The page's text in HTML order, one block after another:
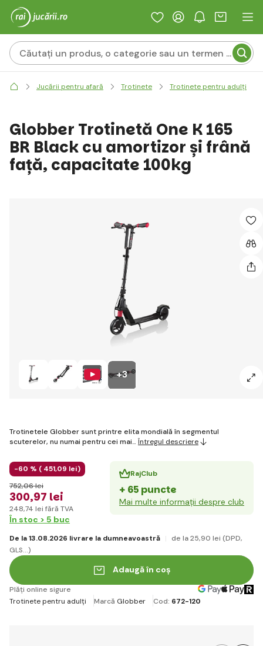
Jucării pentru afară Trotinete Trotinete pentru adulți
+3
Globber Trotinetă One K 165
BR Black cu amortizor și frână
față, capacitate 100kg
Trotinetele Globber sunt printre elita mondială în segmentul
scuterelor, nu numai pentru cei mai… Întregul descriere
-60 % ( 451,09 lei)
300,97 lei
752,06 lei
248,74 lei fără TVA
RajClub
+ 65 puncte
Mai multe informații despre club
În stoc > 5 buc
De la 13.08.2026 livrare la dumneavoastră de la 25,90 lei (DPD,
GLS...)
Adaugă în coș
Plăți online sigure
Trotinete pentru adulți
Marcă Globber Cod: 672-120